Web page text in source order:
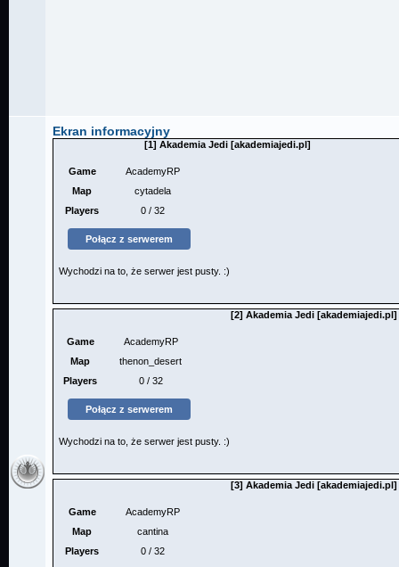
Ekran informacyjny